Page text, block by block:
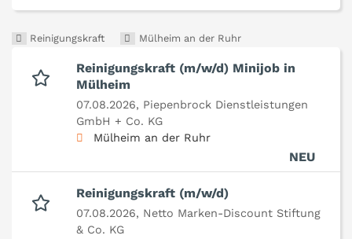
Reinigungskraft Mülheim an der Ruhr
Reinigungskraft (m/w/d) Minijob in
Mülheim
07.08.2026, Piepenbrock Dienstleistungen
GmbH + Co. KG
Mülheim an der Ruhr
NEU
Reinigungskraft (m/w/d)
07.08.2026, Netto Marken-Discount Stiftung
& Co. KG